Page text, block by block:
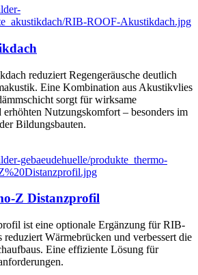
reduziert Regengeräusche deutlich
Eine Kombination aus Akustikvlies
sorgt für wirksame
erhöhten Nutzungskomfort – besonders im
Bildungsbauten.
Z Distanzprofil
ist eine optionale Ergänzung für RIB-
Wärmebrücken und verbessert die
Eine effiziente Lösung für